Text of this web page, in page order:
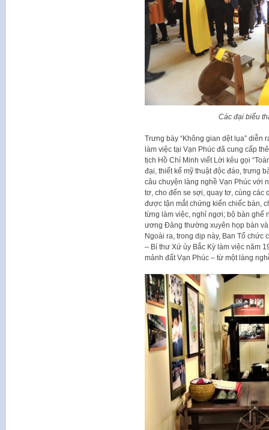
Các đại biểu
Trưng bày “Không gian dệt lụa” diễn
làm việc tại Vạn Phúc đã cung cấp
tịch Hồ Chí Minh viết Lời kêu gọi
đại, thiết kế mỹ thuật độc đáo, trưng
câu chuyện làng nghề Vạn Phúc với
tơ, cho đến se sợi, quay tơ, cùng các
được tận mắt chứng kiến chiếc bàn,
từng làm việc, nghỉ ngơi; bộ bàn ghế
ương Đảng thường xuyên họp bàn
Ngoài ra, trong dịp này, Ban Tổ chức
– Bí thư Xứ ủy Bắc Kỳ làm việc năm
mảnh đất Vạn Phúc – từ một làng